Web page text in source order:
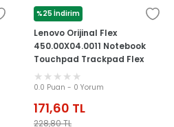
%25 İndirim
LENOVO
Lenovo Orijinal Flex
450.00X04.0011 Notebook
Touchpad Trackpad Flex
Kablosu
0.0 Puan - 0 Yorum
171,60 TL
228,80TL